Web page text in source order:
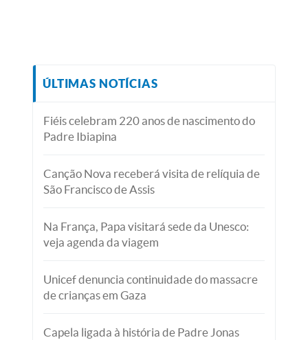
ÚLTIMAS NOTÍCIAS
Fiéis celebram 220 anos de nascimento do
Padre Ibiapina
Canção Nova receberá visita de relíquia de
São Francisco de Assis
Na França, Papa visitará sede da Unesco:
veja agenda da viagem
Unicef denuncia continuidade do massacre
de crianças em Gaza
Capela ligada à história de Padre Jonas